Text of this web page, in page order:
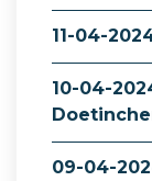
11-04-
10-04-
09-04-